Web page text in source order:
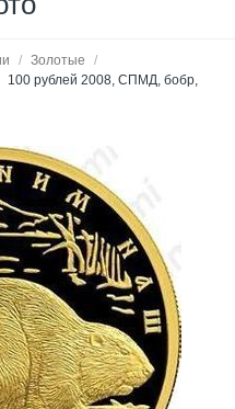
/ Золотые
/
100 рублей 2008, СПМД, бобр,